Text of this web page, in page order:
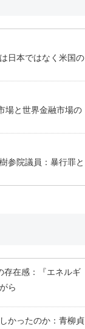
日本ではなく米国の
場と世界金融市場の
参院議員：暴行罪と
存在感：『エネルギ
ら
かったのか：青柳貞